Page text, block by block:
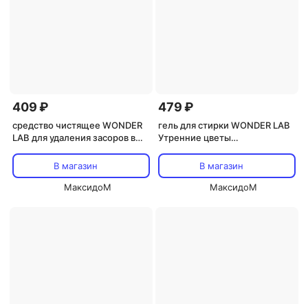
409 ₽
средство чистящее WONDER
LAB для удаления засоров в
В магазин
МаксидоМ
479 ₽
гель для стирки WONDER LAB
Утренние цветы
В магазин
МаксидоМ